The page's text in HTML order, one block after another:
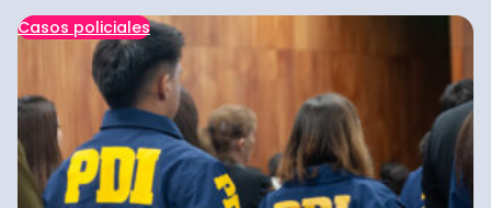
Casos policiales